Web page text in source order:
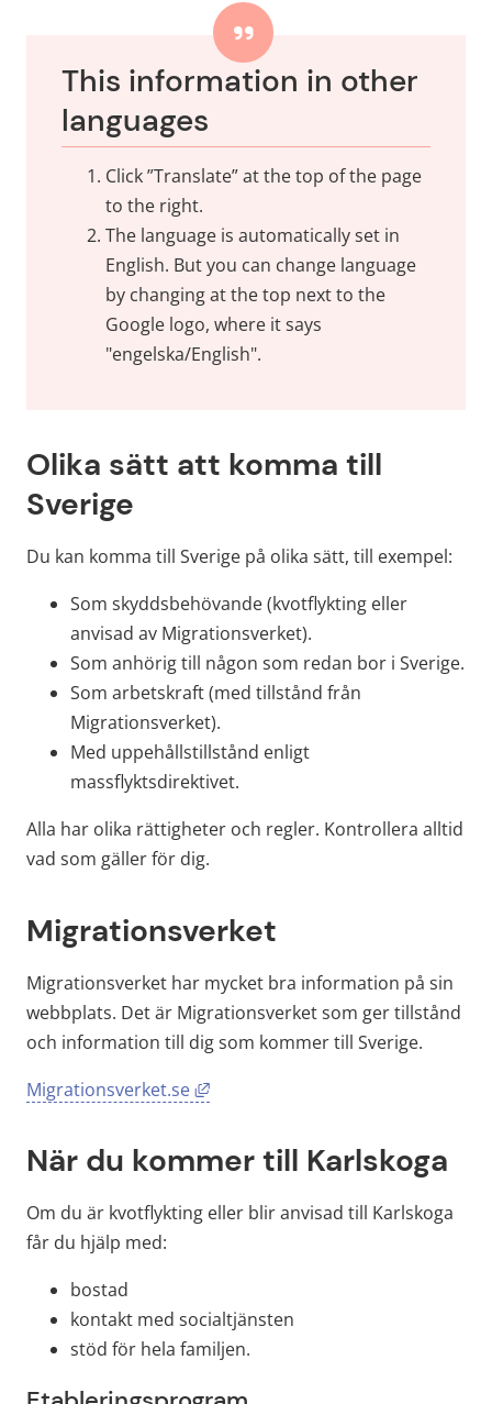
This information in other
languages
Click ”Translate” at the top of the page
to the right.
The language is automatically set in
English. But you can change language
by changing at the top next to the
Google logo, where it says
"engelska/English".
Olika sätt att komma till
Sverige
Du kan komma till Sverige på olika sätt, till exempel:
Som skyddsbehövande (kvotflykting eller
anvisad av Migrationsverket).
Som anhörig till någon som redan bor i Sverige.
Som arbetskraft (med tillstånd från
Migrationsverket).
Med uppehållstillstånd enligt
massflyktsdirektivet.
Alla har olika rättigheter och regler. Kontrollera alltid
vad som gäller för dig.
Migrationsverket
Migrationsverket har mycket bra information på sin
webbplats. Det är Migrationsverket som ger tillstånd
och information till dig som kommer till Sverige.
Migrationsverket.se
Länk till annan webbplats,
När du kommer till Karlskoga
Om du är kvotflykting eller blir anvisad till Karlskoga
får du hjälp med:
bostad
kontakt med socialtjänsten
stöd för hela familjen.